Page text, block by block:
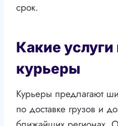
срок.
Какие
курьеры
Курьеры предлагают
по доставке грузов и